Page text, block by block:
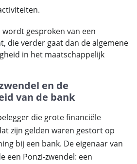
gesproken van een
die verder gaat dan de algemene
in het maatschappelijk
en de
van de bank
die grote financiële
zijn gelden waren gestort op
bij een bank. De eigenaar van
een Ponzi-zwendel: een